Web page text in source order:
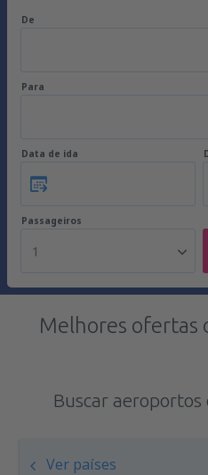
De
Para
Data de ida
Passageiros
1
Melhores ofertas
Buscar
Ver países